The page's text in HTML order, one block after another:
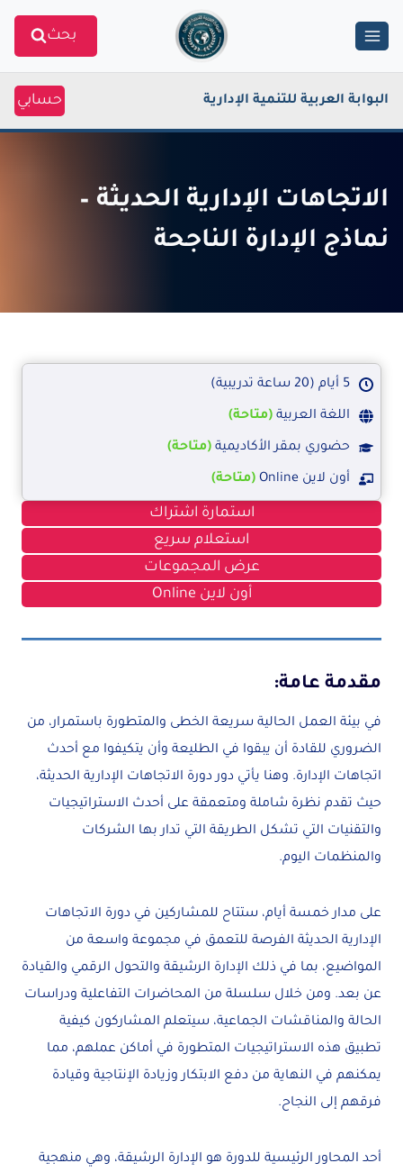
بحث
البوابة العربية للتنمية الإدارية حسابي
الاتجاهات الإدارية الحديثة –
نماذج الإدارة الناجحة
5 أيام (20 ساعة تدريبية)
اللغة العربية (متاحة)
حضوري بمقر الأكاديمية (متاحة)
أون لاين Online (متاحة)
استمارة اشتراك
استعلام سريع
عرض المجموعات
أون لاين Online
مقدمة عامة:
في بيئة العمل الحالية سريعة الخطى والمتطورة باستمرار، من
الضروري للقادة أن يبقوا في الطليعة وأن يتكيفوا مع أحدث
اتجاهات الإدارة. وهنا يأتي دور دورة الاتجاهات الإدارية الحديثة،
حيث تقدم نظرة شاملة ومتعمقة على أحدث الاستراتيجيات
والتقنيات التي تشكل الطريقة التي تدار بها الشركات
والمنظمات اليوم.
على مدار خمسة أيام، ستتاح للمشاركين في دورة الاتجاهات
الإدارية الحديثة الفرصة للتعمق في مجموعة واسعة من
المواضيع، بما في ذلك الإدارة الرشيقة والتحول الرقمي والقيادة
عن بعد. ومن خلال سلسلة من المحاضرات التفاعلية ودراسات
الحالة والمناقشات الجماعية، سيتعلم المشاركون كيفية
تطبيق هذه الاستراتيجيات المتطورة في أماكن عملهم، مما
يمكنهم في النهاية من دفع الابتكار وزيادة الإنتاجية وقيادة
فرقهم إلى النجاح.
أحد المحاور الرئيسية للدورة هو الإدارة الرشيقة، وهي منهجية